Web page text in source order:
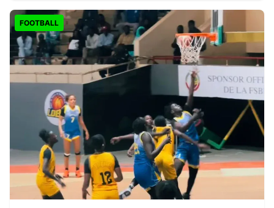
FOOTBALL